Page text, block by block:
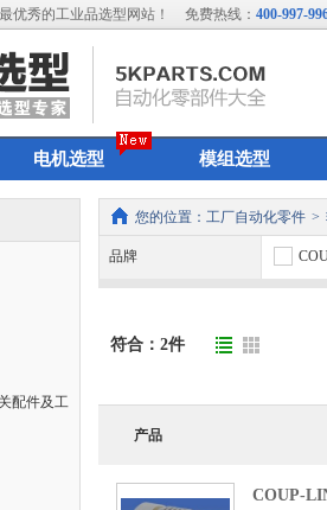
优秀的工业品选型网站！ 免费热线： 400-997-
电机选型 模组选型
配件及工
您的位置： 工厂自动化零件 >
品牌
符合： 2件
产品
COUP-